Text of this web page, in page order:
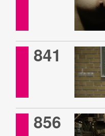
841
856